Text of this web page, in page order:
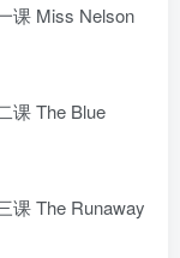
课 Miss Nelson
课 The Blue
课 The Runaway